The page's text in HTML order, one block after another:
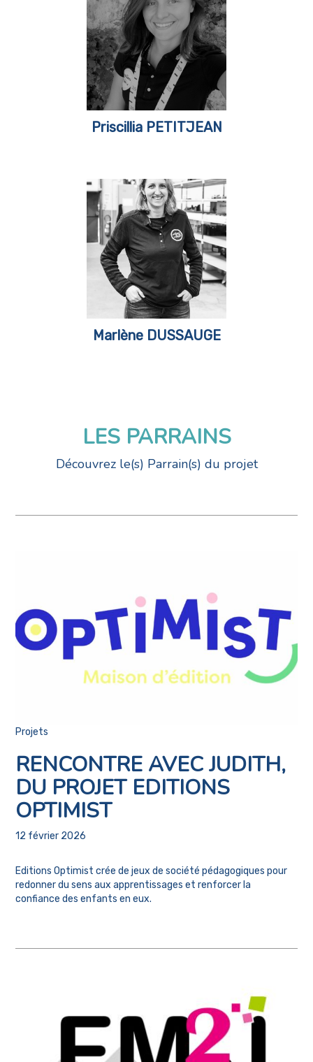
Priscillia PETITJEAN
Marlène DUSSAUGE
LES PARRAINS
Découvrez le(s) Parrain(s) du projet
Projets
RENCONTRE AVEC JUDITH,
DU PROJET EDITIONS
OPTIMIST
12 février 2026
Editions Optimist crée de jeux de société pédagogiques pour
redonner du sens aux apprentissages et renforcer la
confiance des enfants en eux.